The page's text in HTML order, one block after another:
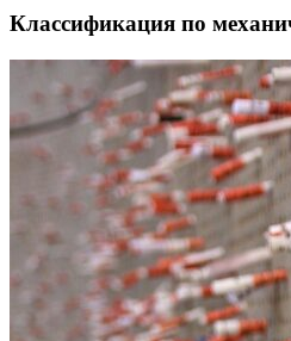
Классификация по